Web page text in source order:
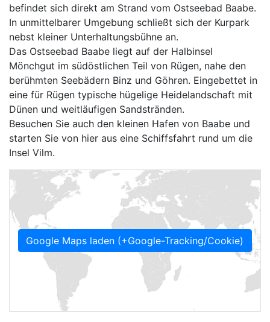
befindet sich direkt am Strand vom Ostseebad Baabe.
In unmittelbarer Umgebung schließt sich der Kurpark
nebst kleiner Unterhaltungsbühne an.
Das Ostseebad Baabe liegt auf der Halbinsel
Mönchgut im südöstlichen Teil von Rügen, nahe den
berühmten Seebädern Binz und Göhren. Eingebettet in
eine für Rügen typische hügelige Heidelandschaft mit
Dünen und weitläufigen Sandstränden.
Besuchen Sie auch den kleinen Hafen von Baabe und
starten Sie von hier aus eine Schiffsfahrt rund um die
Insel Vilm.
Google Maps laden (+Google-Tracking/Cookie)